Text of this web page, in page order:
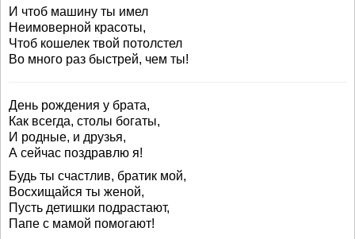
И чтоб машину ты имел
Неимоверной красоты,
Чтоб кошелек твой потолстел
Во много раз быстрей, чем ты!
День рождения у брата,
Как всегда, столы богаты,
И родные, и друзья,
А сейчас поздравлю я!
Будь ты счастлив, братик мой,
Восхищайся ты женой,
Пусть детишки подрастают,
Папе с мамой помогают!